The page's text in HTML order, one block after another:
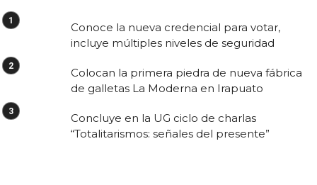
Conoce la nueva credencial para votar,
incluye múltiples niveles de seguridad
Colocan la primera piedra de nueva fábrica
de galletas La Moderna en Irapuato
Concluye en la UG ciclo de charlas
“Totalitarismos: señales del presente”